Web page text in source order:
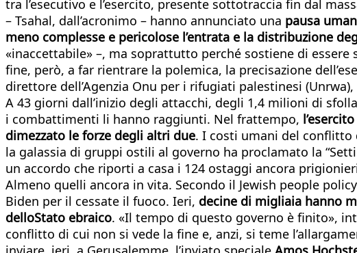
tra l’esecutivo e l’esercito, presente sottotraccia fin dal
– Tsahal, dall’acronimo – hanno annunciato una pausa
meno complesse e pericolose l’entrata e la distribuzione
«inaccettabile» –, ma soprattutto perché sostiene di
fine, però, a far rientrare la polemica, la precisazione
direttore dell’Agenzia Onu per i rifugiati palestinesi
A 43 giorni dall’inizio degli attacchi, degli 1,4 milioni di
i combattimenti li hanno raggiunti. Nel frattempo,
dimezzato le forze degli altri due. I costi umani del conflitto
la galassia di gruppi ostili al governo ha proclamato la
un accordo che riporti a casa i 124 ostaggi ancora
Almeno quelli ancora in vita. Secondo il Jewish people
Biden per il cessate il fuoco. Ieri, decine di migliaia hanno
delloStato ebraico. «Il tempo di questo governo è finito»,
conflitto di cui non si vede la fine e, anzi, si teme